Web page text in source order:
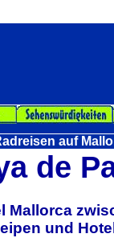
auf
de
und